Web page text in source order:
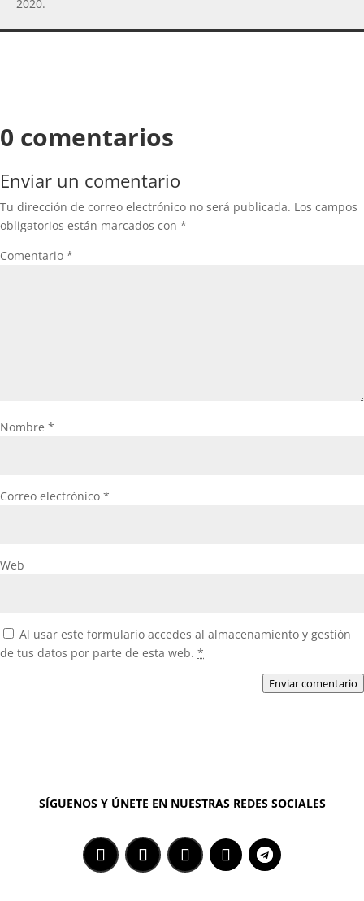
2020.
0 comentarios
Enviar un comentario
Tu dirección de correo electrónico no será publicada. Los campos
obligatorios están marcados con *
Comentario *
Nombre *
Correo electrónico *
Web
Al usar este formulario accedes al almacenamiento y gestión
de tus datos por parte de esta web. *
Enviar comentario
SÍGUENOS Y ÚNETE EN NUESTRAS REDES SOCIALES